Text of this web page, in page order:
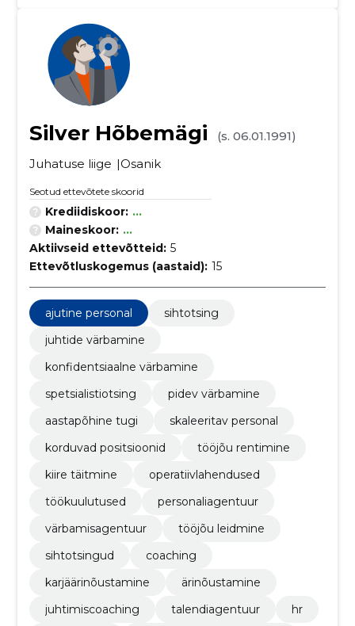
Silver Hõbemägi
(s. 06.01.1991)
Juhatuse liige
Osanik
Seotud ettevõtete skoorid
Krediidiskoor: ...
Maineskoor: ...
Aktiivseid ettevõtteid: 5
Ettevõtluskogemus (aastaid): 15
ajutine personal
sihtotsing
juhtide värbamine
konfidentsiaalne värbamine
spetsialistiotsing
pidev värbamine
aastapõhine tugi
skaleeritav personal
korduvad positsioonid
tööjõu rentimine
kiire täitmine
operatiivlahendused
töökuulutused
personaliagentuur
värbamisagentuur
tööjõu leidmine
sihtotsingud
coaching
karjäärinõustamine
ärinõustamine
juhtimiscoaching
talendiagentuur
hr